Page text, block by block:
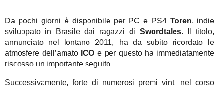
Da pochi giorni è disponibile per PC e PS4 Toren, indie
sviluppato in Brasile dai ragazzi di Swordtales. Il titolo,
annunciato nel lontano 2011, ha da subito ricordato le
atmosfere dell’amato ICO e per questo ha immediatamente
riscosso un importante seguito.
Successivamente, forte di numerosi premi vinti nel corso